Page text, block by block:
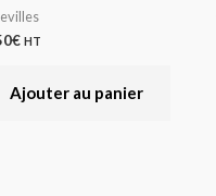
€ HT
Ajouter au panier